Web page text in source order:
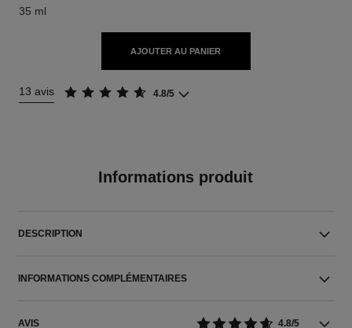
35 ml
AJOUTER AU PANIER
13 avis 4.8/5
Informations produit
DESCRIPTION
INFORMATIONS COMPLÉMENTAIRES
AVIS 4.8/5